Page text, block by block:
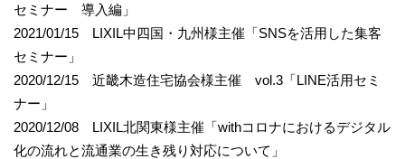
セミナー 導入編」
2021/01/15 LIXIL中四国・九州様主催「SNSを活用した集客
セミナー」
2020/12/15 近畿木造住宅協会様主催 vol.3「LINE活用セミ
ナー」
2020/12/08 LIXIL北関東様主催「withコロナにおけるデジタル
化の流れと流通業の生き残り対応について」